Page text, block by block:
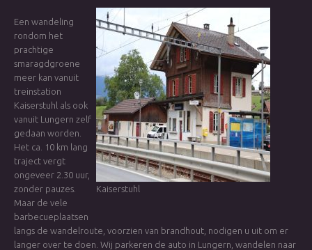
Kaiserstuhl
Een wandeling
rondom het
prachtige
smaragdgroene
meer kan vanuit
treinstation
Kaiserstuhl als ook
vanuit Lungern zelf
gedaan worden.
Het ca. 10 km lang
traject vergt
ongeveer 2.30 uur,
zonder pauzes.
Maar de vele
barbecueplaatsen
langs de wandelroute, voorzien van brandhout, nodigen u uit om er
langer over te doen. Wij parkeren de auto in Lungern, wandelen naar